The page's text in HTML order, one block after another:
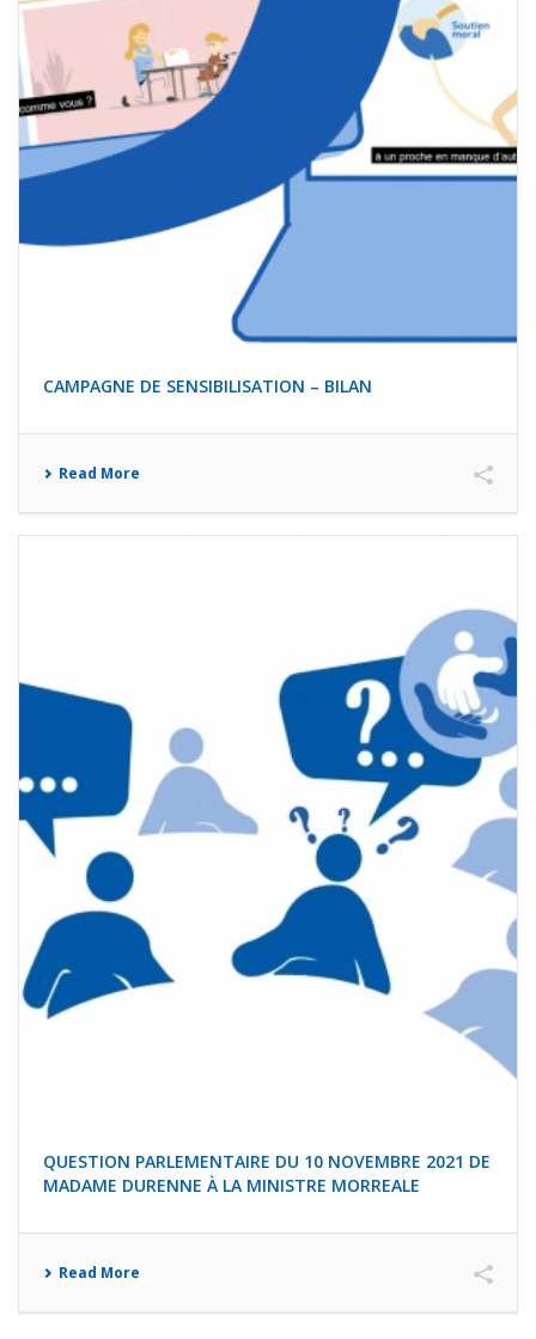
CAMPAGNE DE SENSIBILISATION – BILAN
Read More
QUESTION PARLEMENTAIRE DU 10 NOVEMBRE 2021 DE
MADAME DURENNE À LA MINISTRE MORREALE
Read More